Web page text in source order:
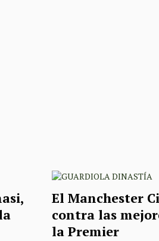
El Manchester
contra las
la Premier